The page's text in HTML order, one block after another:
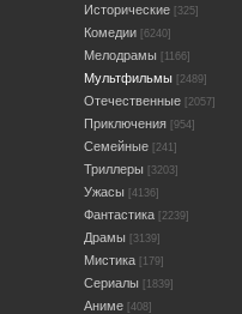
Исторические [325]
Комедии [6240]
Мелодрамы [1166]
Мультфильмы [2489]
Отечественные [2057]
Приключения [954]
Семейные [241]
Триллеры [3203]
Ужасы [4136]
Фантастика [2239]
Драмы [3139]
Мистика [179]
Сериалы [1839]
Аниме [408]